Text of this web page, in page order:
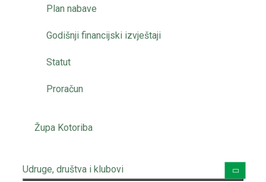
Plan nabave
Godišnji financijski izvještaji
Statut
Proračun
Župa Kotoriba
Udruge, društva i klubovi